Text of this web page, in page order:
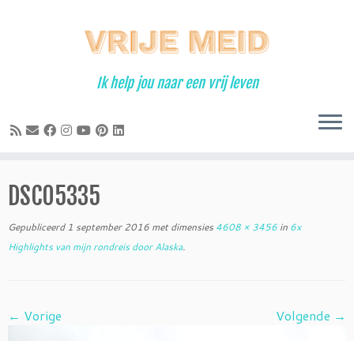
Ik help jou naar een vrij leven
DSC05335
Gepubliceerd 1 september 2016 met dimensies 4608 × 3456 in 6x
Highlights van mijn rondreis door Alaska.
← Vorige Volgende →